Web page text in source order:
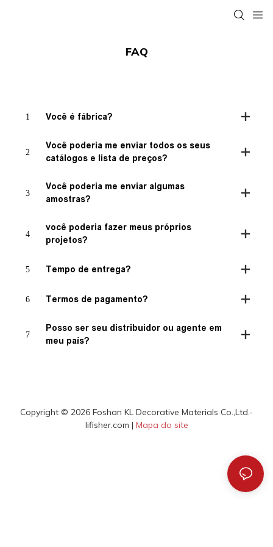
FAQ
1 Você é fábrica?
2
Você poderia me enviar todos os seus
catálogos e lista de preços?
3
Você poderia me enviar algumas
amostras?
4
você poderia fazer meus próprios
projetos?
5 Tempo de entrega?
6 Termos de pagamento?
7
Posso ser seu distribuidor ou agente em
meu país?
Copyright © 2026 Foshan KL Decorative Materials Co.,Ltd.-
lifisher.com | Mapa do site